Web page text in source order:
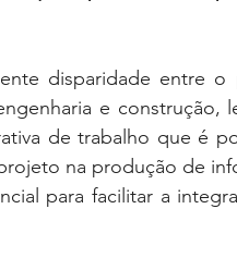
disparidade entre o
e construção,
de trabalho que é
na produção de
para facilitar a